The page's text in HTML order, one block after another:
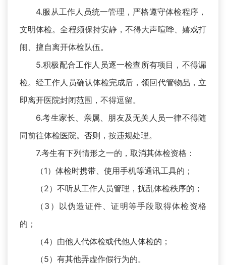
4.服从工作人员统一管理，严格遵守体检程序，
文明体检。全程须保持安静，不得大声喧哗、嬉戏打
闹、擅自离开体检队伍。
5.积极配合工作人员逐一检查所有项目，不得漏
检。经工作人员确认体检完成后，领回代管物品，立
即离开医院封闭范围，不得逗留。
6.考生家长、亲属、朋友及无关人员一律不得随
同前往体检医院。否则，按违规处理。
7.考生有下列情形之一的，取消其体检资格：
（1）体检时携带、使用手机等通讯工具的；
（2）不听从工作人员管理，扰乱体检秩序的；
（3）以伪造证件、证明等手段取得体检资格
的；
（4）由他人代体检或代他人体检的；
（5）有其他弄虚作假行为的。